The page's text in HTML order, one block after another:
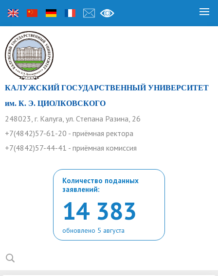
КАЛУЖСКИЙ ГОСУДАРСТВЕННЫЙ УНИВЕРСИТЕТ
им. К. Э. ЦИОЛКОВСКОГО
248023, г. Калуга, ул. Степана Разина, 26
+7(4842)57-61-20 - приёмная ректора
+7(4842)57-44-41 - приёмная комиссия
Количество поданных
заявлений:
14 383
обновлено 5 августа